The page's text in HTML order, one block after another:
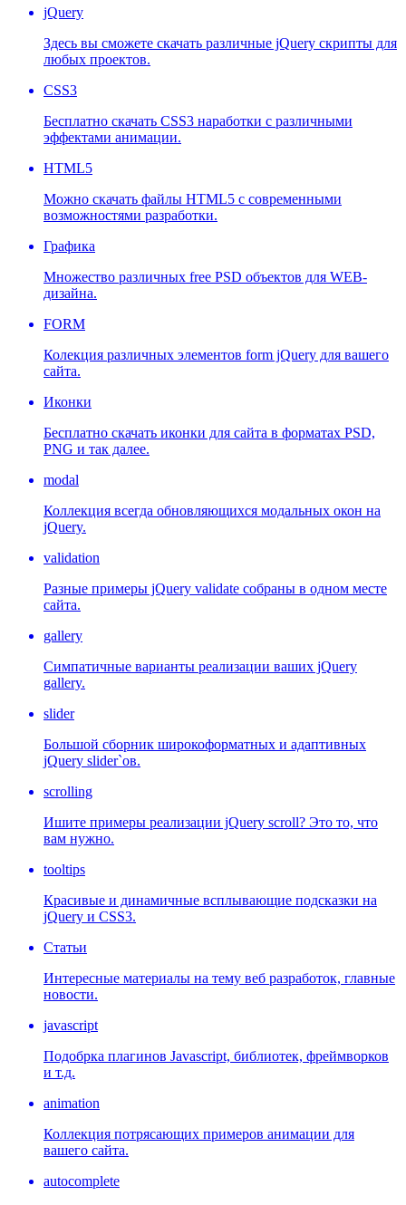
jQuery
Здесь вы сможете скачать различные jQuery скрипты для
любых проектов.
CSS3
Бесплатно скачать CSS3 наработки с различными
эффектами анимации.
HTML5
Можно скачать файлы HTML5 с современными
возможностями разработки.
Графика
Множество различных free PSD объектов для WEB-
дизайна.
FORM
Колекция различных элементов form jQuery для вашего
сайта.
Иконки
Бесплатно скачать иконки для сайта в форматах PSD,
PNG и так далее.
modal
Коллекция всегда обновляющихся модальных окон на
jQuery.
validation
Разные примеры jQuery validate собраны в одном месте
сайта.
gallery
Симпатичные варианты реализации ваших jQuery
gallery.
slider
Большой сборник широкоформатных и адаптивных
jQuery slider`ов.
scrolling
Ишите примеры реализации jQuery scroll? Это то, что
вам нужно.
tooltips
Красивые и динамичные всплывающие подсказки на
jQuery и CSS3.
Статьи
Интересные материалы на тему веб разработок, главные
новости.
javascript
Подобрка плагинов Javascript, библиотек, фреймворков
и т.д.
animation
Коллекция потрясающих примеров анимации для
вашего сайта.
autocomplete